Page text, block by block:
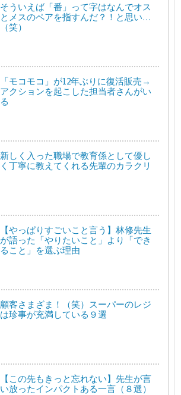
そういえば「番」って字はなんでオス
とメスのペアを指すんだ？！と思い…
（笑）
「モコモコ」が12年ぶりに復活販売→
アクションを起こした担当者さんがい
る
新しく入った職場で教育係として優し
く丁寧に教えてくれる先輩のカラクリ
【やっぱりすごいこと言う】林修先生
が語った「やりたいこと」より「でき
ること」を選ぶ理由
顧客さまざま！（笑）スーパーのレジ
は珍事が充満している９選
【この先もきっと忘れない】先生が言
い放ったインパクトある一言（８選）